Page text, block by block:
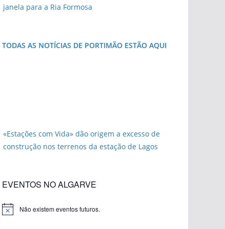
janela para a Ria Formosa
TODAS AS NOTÍCIAS DE PORTIMÃO ESTÃO AQUI
«Estações com Vida» dão origem a excesso de
construção nos terrenos da estação de Lagos
EVENTOS NO ALGARVE
Não existem eventos futuros.